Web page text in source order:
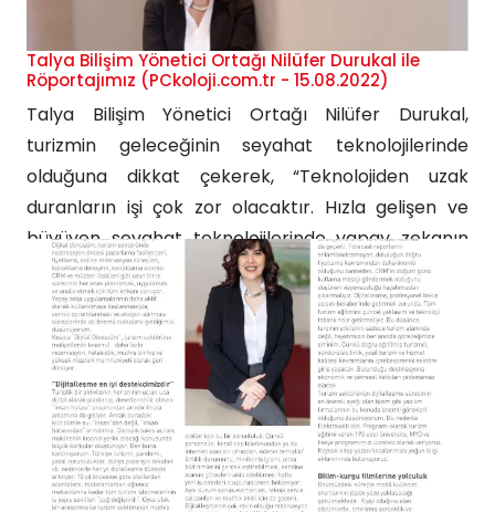
Talya Bilişim Yönetici Ortağı Nilüfer Durukal ile
Röportajımız (PCkoloji.com.tr - 15.08.2022)
Talya Bilişim Yönetici Ortağı Nilüfer Durukal,
turizmin geleceğinin seyahat teknolojilerinde
olduğuna dikkat çekerek, “Teknolojiden uzak
duranların işi çok zor olacaktır. Hızla gelişen ve
büyüyen seyahat teknolojilerinde yapay zekanın
çok daha etkin kullanımı ve açtığı yolları
göreceğiz” dedi. Talya Bilişim hakkında bilgi
alabilir miyiz? Firmamız yazılım sektöründe 25 yılı
aşkın süredir teknoloji geliştiren;...